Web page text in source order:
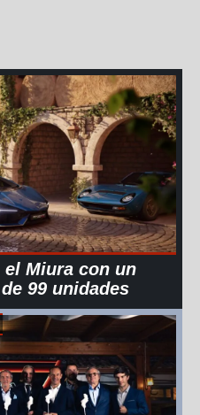
Miura con un
99 unidades